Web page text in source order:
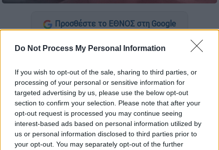
Do Not Process My Personal Information
If you wish to opt-out of the sale, sharing to third parties, or
processing of your personal or sensitive information for
targeted advertising by us, please use the below opt-out
section to confirm your selection. Please note that after your
opt-out request is processed you may continue seeing
interest-based ads based on personal information utilized by
us or personal information disclosed to third parties prior to
your opt-out. You may separately opt-out of the further
Προσθέστε το ΕΘΝΟΣ στη Google
Σε σοκ βρίσκεται η πολιτεία Οαχάκα, του
δημάρχουχωριού, χθες την Κυριακή (15/06).
Η δήμαρχος έπεσενεκρήαπό καταιγισμό
πυρών όταν τέσσερις ένοπλοι εισέβαλαν
στο γραφείο της στο δημαρχείο, όπου
σκότωσαν επίσης δημοτικό σύμβουλο,
ανακοίνωσε η πολιτειακή αστυνομία.